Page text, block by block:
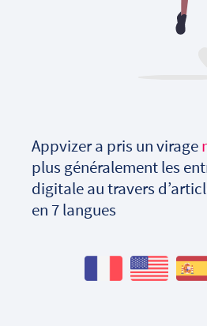
Appvizer a pris un virage
plus généralement les
digitale au travers
en 7 langues